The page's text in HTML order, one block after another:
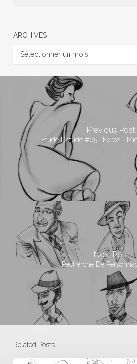
ARCHIVES
Archives
Previous Post
Etude D’étude #05 | Force -
Next Post
Recherche De
Related Posts